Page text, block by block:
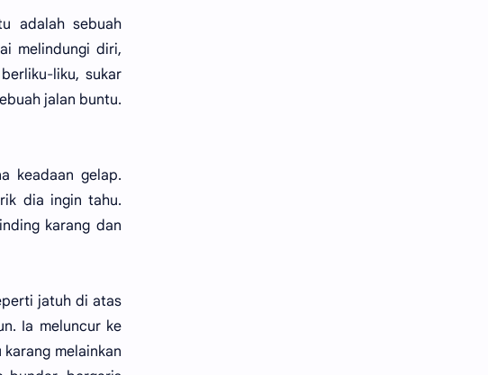
adalah sebuah
melindungi diri,
liku, sukar
jalan buntu.
keadaan gelap.
dia ingin tahu.
karang dan
jatuh di atas
Ia meluncur ke
melainkan